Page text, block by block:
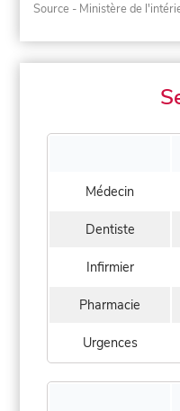
Source - Ministère de
Médecin
Dentiste
Infirmier
Pharmacie
Urgences